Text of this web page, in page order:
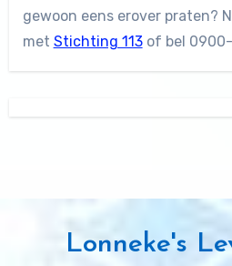
gewoon eens erover praten?
met Stichting 113of bel 0900-
Lonneke's